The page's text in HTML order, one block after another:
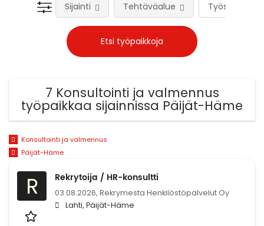
Työsuhteen
Sijainti Tehtäväalue
7 Konsultointi ja valmennus
työpaikkaa sijainnissa Päijät-Häme
Konsultointi ja valmennus
Päijät-Häme
R Rekrytoija / HR-konsultti
03.08.2026, Rekrymesta Henkilöstöpalvelut Oy
Lahti, Päijät-Häme